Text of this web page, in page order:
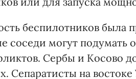
беспилотников была
соседи могут подумать
Сербы и Косово
Сепаратисты на